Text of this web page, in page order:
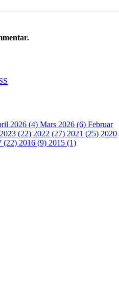
2026 (4) Mars 2026 (6) Februar
2023 (22) 2022 (27) 2021 (25) 2020
(22) 2016 (9) 2015 (1)